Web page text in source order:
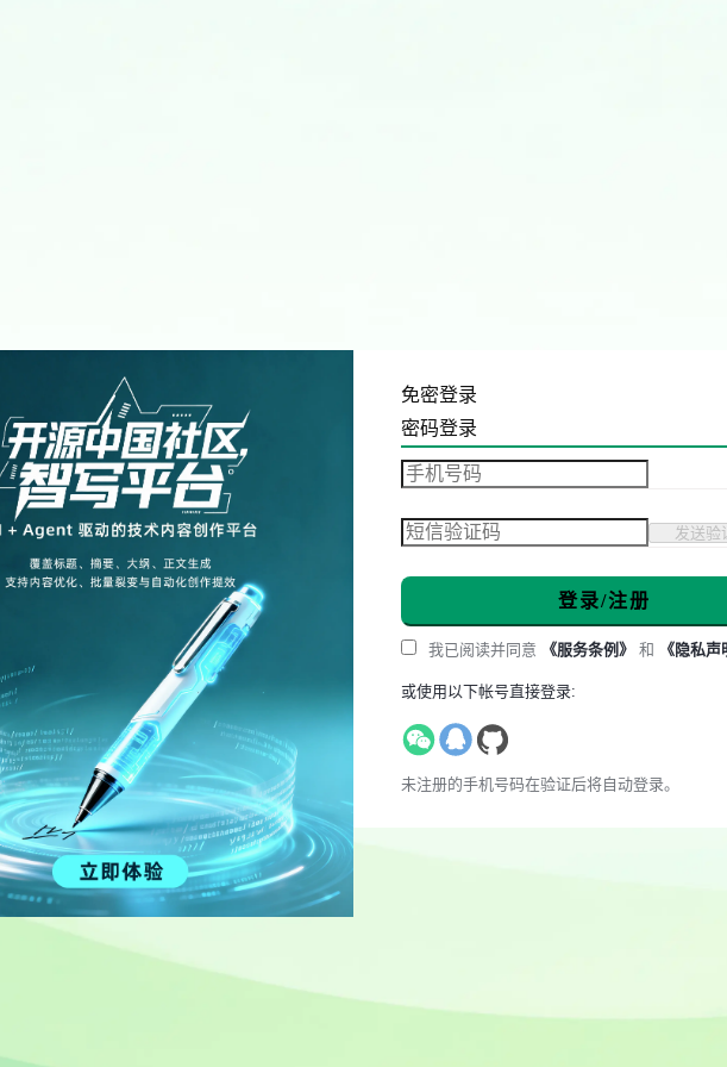
免密登录
密码登录
发送验
登录/注册
我已阅读并同意 《服务条例》 和 《隐私声
或使用以下帐号直接登录:
未注册的手机号码在验证后将自动登录。